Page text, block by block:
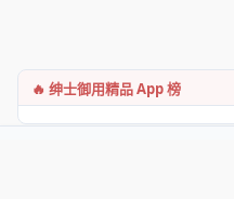
🔥 绅士御用精品 App 榜